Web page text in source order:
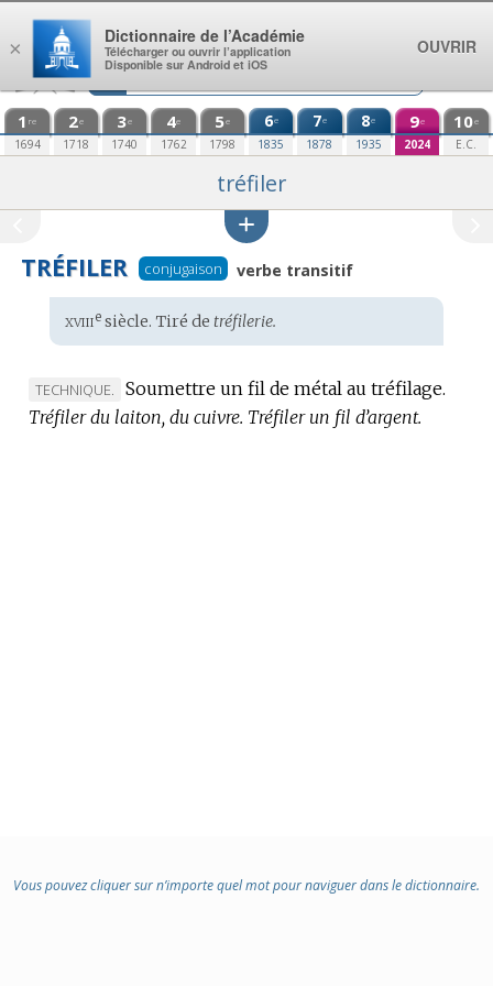
Aller au contenu
1 re
1694
2e
1718
3e
1740
4e
1762
5e
1798
6e
1835
7e
1878
8e
1935
9e
2024
10e
E.C.
tréfiler
TRÉFILER conjugaison verbe transitif
Étymologie
:
xviiiesiècle. Tiré de tréfilerie.
MARQUE
DE
TECHNIQUE.
Soumettre un fil de métal au tréfilage.
Tréfiler du laiton, du cuivre. Tréfiler un fil d’argent.
Vous pouvez cliquer sur n’importe quel mot pour naviguer dans le dictionnaire.
×
Dictionnaire de l’Académie
Télécharger ou ouvrir l’application
Disponible sur Android et iOS
OUVRIR